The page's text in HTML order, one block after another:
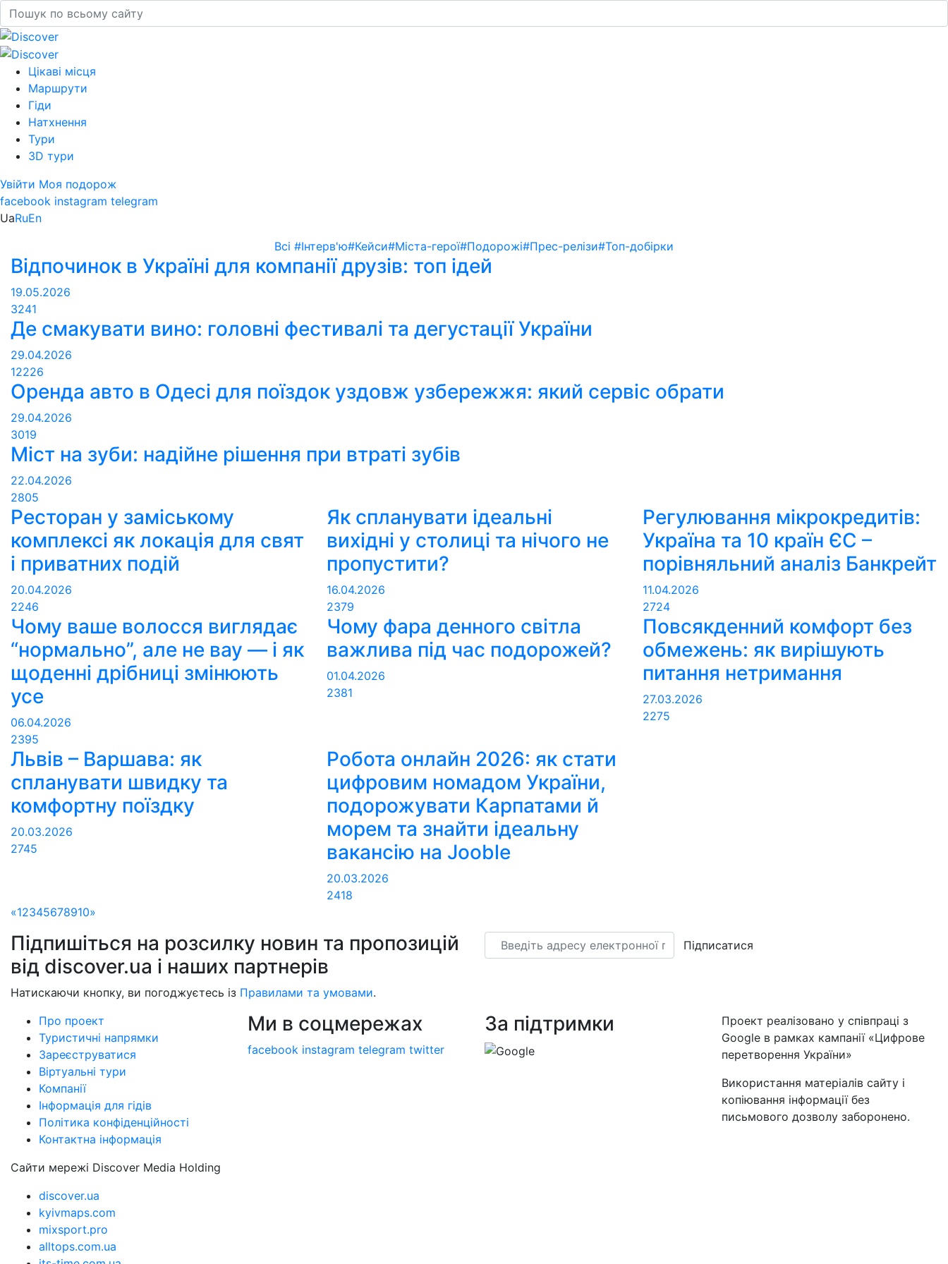
Цікаві місця
Маршрути
Гіди
Натхнення
Тури
3D тури
Увійти Моя подорож
facebook instagram telegram
UaRuEn
Всі #Інтерв'ю#Кейси#Міста-герої#Подорожі#Прес-релізи#Топ-добірки
Відпочинок в Україні для компанії друзів: топ ідей
19.05.2026
3241
Де смакувати вино: головні фестивалі та дегустації України
29.04.2026
12226
Оренда авто в Одесі для поїздок уздовж узбережжя: який сервіс обрати
29.04.2026
3019
Міст на зуби: надійне рішення при втраті зубів
22.04.2026
2805
Ресторан у заміському
комплексі як локація для свят
і приватних подій
20.04.2026
2246
Як спланувати ідеальні
вихідні у столиці та нічого не
пропустити?
16.04.2026
2379
Регулювання мікрокредитів:
Україна та 10 країн ЄС –
порівняльний аналіз Банкрейт
11.04.2026
2724
Чому ваше волосся виглядає
“нормально”, але не вау — і як
щоденні дрібниці змінюють
усе
06.04.2026
2395
Чому фара денного світла
важлива під час подорожей?
01.04.2026
2381
Повсякденний комфорт без
обмежень: як вирішують
питання нетримання
27.03.2026
2275
Львів – Варшава: як
спланувати швидку та
комфортну поїздку
20.03.2026
2745
Робота онлайн 2026: як стати
цифровим номадом України,
подорожувати Карпатами й
морем та знайти ідеальну
вакансію на Jooble
20.03.2026
2418
«12345678910»
Підпишіться на розсилку новин та пропозицій
від discover.ua і наших партнерів
Натискаючи кнопку, ви погоджуєтесь із Правилами та умовами.
Підписатися
Про проект
Туристичні напрямки
Зареєструватися
Віртуальні тури
Компанії
Інформація для гідів
Політика конфіденційності
Контактна інформація
Ми в соцмережах
facebook instagram telegram twitter
За підтримки
Проект реалізовано у співпраці з
Google в рамках кампанії «Цифрове
перетворення України»
Використання матеріалів сайту і
копіювання інформації без
письмового дозволу заборонено.
Сайти мережі Discover Media Holding
discover.ua
kyivmaps.com
mixsport.pro
alltops.com.ua